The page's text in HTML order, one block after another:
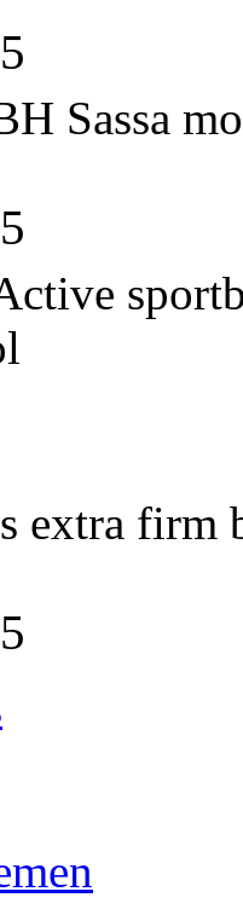
Sassa
extra firm